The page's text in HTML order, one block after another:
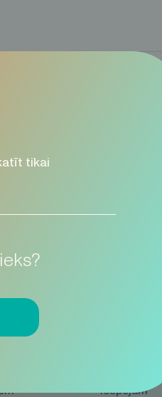
veselības aprūpes
Vakancēm
iespējām
tikai